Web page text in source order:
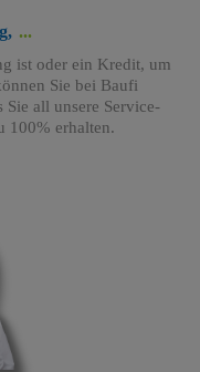
ist oder ein Kredit, um
Sie bei Baufi
all unsere Service-
100% erhalten.